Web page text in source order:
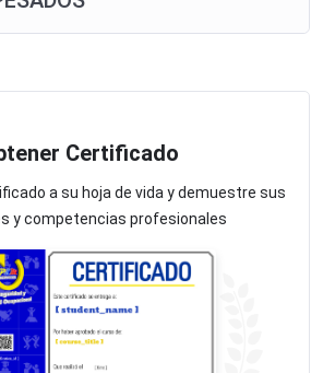
Certificado
a su hoja de vida y demuestre sus
y competencias profesionales